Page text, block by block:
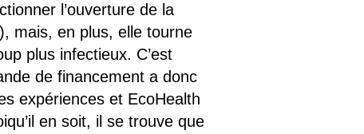
l’ouverture de la
mais, en plus, elle tourne
plus infectieux. C’est
de financement a donc
expériences et EcoHealth
en soit, il se trouve que